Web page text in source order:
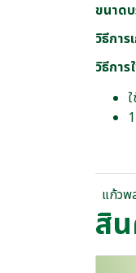
ขนาด
วิธีการ
วิธีการ
แก้วพ
สิ